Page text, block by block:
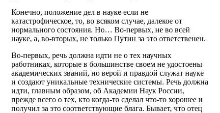
Конечно, положение дел в науке если не
катастрофическое, то, во всяком случае, далекое от
нормального состояния. Но… Во-первых, не во всей
науке, а, во-вторых, не только Путин за это ответственен.
Во-первых, речь должна идти не о тех научных
работниках, которые в большинстве своем не удостоены
академических званий, но верой и правдой служат науке
и создают уникальные технические системы. Речь должна
идти, главным образом, об Академии Наук России,
прежде всего о тех, кто когда-то сделал что-то хорошее и
получил за это соответствующие блага. Бывает, что отец